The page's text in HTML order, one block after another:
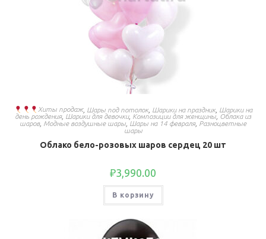
Хиты продаж, Шары под потолок, Шарики на праздник, Шарики на
день рождения, Шарики для девочки, Композиции для женщины Облака из
шаров, Модные воздушные шары Шары на 14 февраля, Разноцветные
шары
Облако бело-розовых шаров сердец 20 шт
₽3,990.00
В корзину